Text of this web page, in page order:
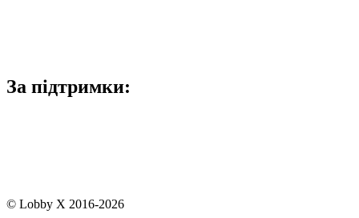
За підтримки:
© Lobby X 2016-2026